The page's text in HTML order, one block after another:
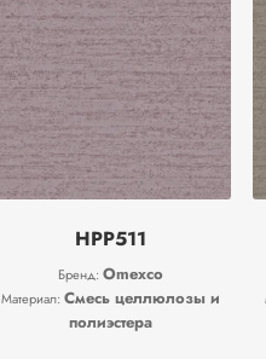
HPP511
Бренд: Omexco
Материал: Смесь целлюлозы и
полиэстера